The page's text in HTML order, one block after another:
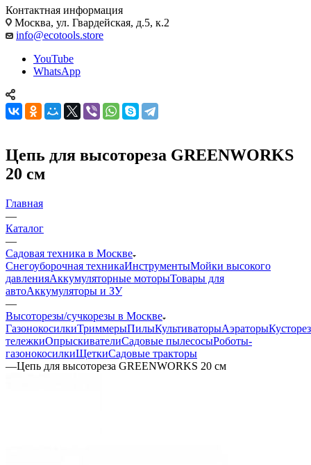
Контактная информация
Москва, ул. Гвардейская, д.5, к.2
info@ecotools.store
YouTube
WhatsApp
Цепь для высоторезa GREENWORKS
20 см
Главная
—
Каталог
—
Садовая техника в Москве
Снегоуборочная техникаИнструментыМойки высокого
давленияАккумуляторные моторыТовары для
автоАккумуляторы и ЗУ
—
Высоторезы/сучкорезы в Москве
ГазонокосилкиТриммерыПилыКультиваторыАэраторы
тележкиОпрыскивателиСадовые пылесосыРоботы-
газонокосилкиЩеткиСадовые тракторы
—Цепь для высоторезa GREENWORKS 20 см